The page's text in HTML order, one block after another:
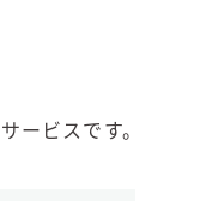
ービスです。